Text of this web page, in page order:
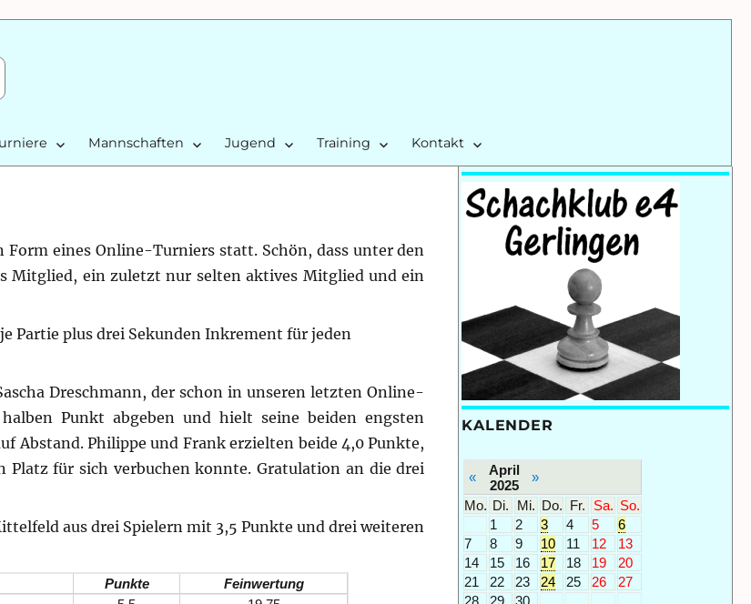
Mannschaften Jugend Training Kontakt
eines Online-Turniers statt. Schön, dass unter den
Mitglied, ein zuletzt nur selten aktives Mitglied und ein
Partie plus drei Sekunden Inkrement für jeden
Dreschmann, der schon in unseren letzten Online-
Punkt abgeben und hielt seine beiden engsten
Abstand. Philippe und Frank erzielten beide 4,0 Punkte,
Platz für sich verbuchen konnte. Gratulation an die drei
aus drei Spielern mit 3,5 Punkte und drei weiteren
Punkte
Feinwertung
KALENDER
«
April
2025
»
Mo. Di. Mi. Do. Fr. Sa. So.
1
2 3 4 5
6
7
8 9 10 11 12
13
14
15 16 17 18 19
20
21
22 23 24 25 26
27